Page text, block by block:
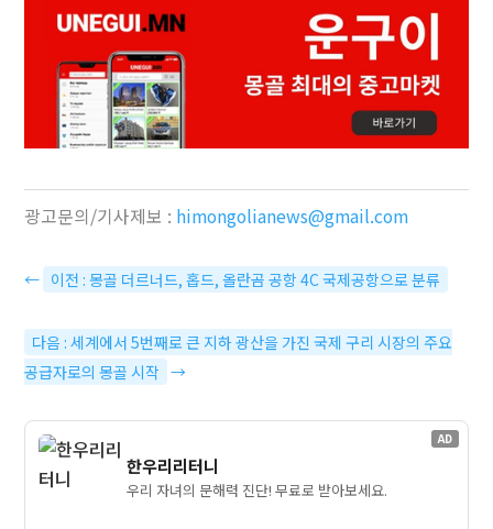
광고문의/기사제보 : himongolianews@gmail.com
← 이전 : 몽골 더르너드, 홉드, 올란곰 공항 4C 국제공항으로 분류
다음 : 세계에서 5번째로 큰 지하 광산을 가진 국제 구리 시장의 주요
공급자로의 몽골 시작 →
AD
한우리리터니
우리 자녀의 문해력 진단! 무료로 받아보세요.